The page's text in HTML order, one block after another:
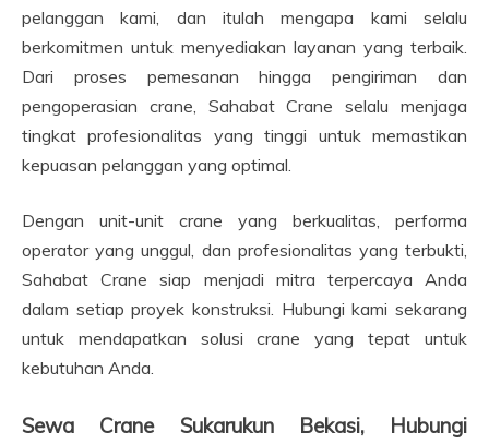
pelanggan kami, dan itulah mengapa kami selalu
berkomitmen untuk menyediakan layanan yang terbaik.
Dari proses pemesanan hingga pengiriman dan
pengoperasian crane, Sahabat Crane selalu menjaga
tingkat profesionalitas yang tinggi untuk memastikan
kepuasan pelanggan yang optimal.
Dengan unit-unit crane yang berkualitas, performa
operator yang unggul, dan profesionalitas yang terbukti,
Sahabat Crane siap menjadi mitra terpercaya Anda
dalam setiap proyek konstruksi. Hubungi kami sekarang
untuk mendapatkan solusi crane yang tepat untuk
kebutuhan Anda.
Sewa Crane Sukarukun Bekasi, Hubungi